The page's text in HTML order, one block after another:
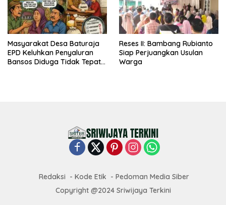
Masyarakat Desa Baturaja
EPD Keluhkan Penyaluran
Bansos Diduga Tidak Tepat
Reses II: Bambang Rubianto
Siap Perjuangkan Usulan
Warga
Redaksi Kode Etik
Pedoman Media Siber
Copyright @2024 Sriwijaya Terkini